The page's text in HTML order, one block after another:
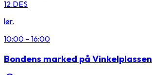
12.DES
lør.
10:00 – 16:00
Bondens marked på Vinkelplassen